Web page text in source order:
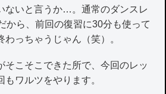
ないと言うか…。通常のダンスレ
から、前回の復習に30分も使って
っちゃうじゃん（笑）。
こそこできた所で、今回のレッ
ワルツをやります。